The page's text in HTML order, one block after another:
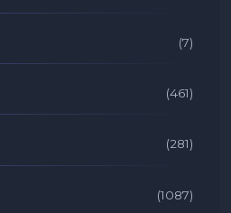
(7)
(461)
(281)
(1087)